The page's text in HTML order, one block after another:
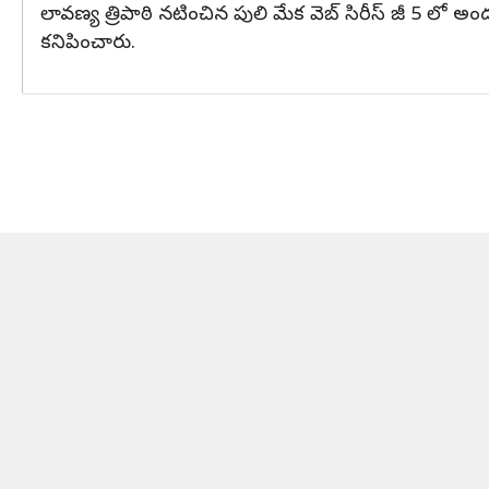
లావణ్య త్రిపాఠి నటించిన పులి మేక వెబ్ సిరీస్ జీ 5 లో
కనిపించారు.